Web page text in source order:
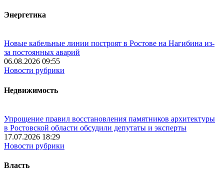
Энергетика
Новые кабельные линии построят в Ростове на Нагибина из-
за постоянных аварий
06.08.2026 09:55
Новости рубрики
Недвижимость
Упрощение правил восстановления памятников архитектуры
в Ростовской области обсудили депутаты и эксперты
17.07.2026 18:29
Новости рубрики
Власть